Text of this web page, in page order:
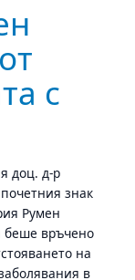
с
доц. д-р
знак
Румен
беше връчено
на
в